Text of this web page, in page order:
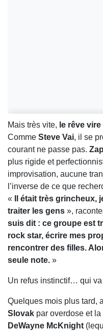
Mais très vite, le rêve
Comme Steve Vai, il se
courant ne passe pas.
plus rigide et
improvisation, aucune
l’inverse de ce que
«
Il était très grincheux,
traiter les gens »,
suis dit : ce groupe est
rock star, écrire mes
rencontrer des filles.
seule note. »
Un refus instinctif… qui
Quelques mois plus tard,
Slovak par overdose et
DeWayne McKnight